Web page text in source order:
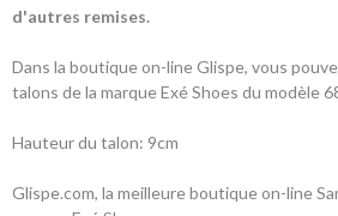
d'autres remises.
Dans la boutique on-line Glispe, vous
talons de la marque Exé Shoes du modèle
Hauteur du talon: 9cm
Glispe.com, la meilleure boutique on-line